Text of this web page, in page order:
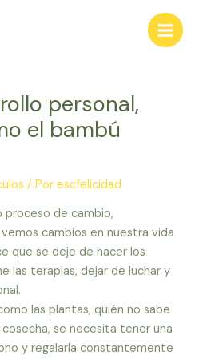
Main
personal,
el bambú
/ Porescfelicidad
proceso de cambio,
cambios en nuestra vida
que se deje de hacer los
las terapias, dejar de luchar y
las plantas, quién no sabe
se necesita tener una
y regalarla constantemente